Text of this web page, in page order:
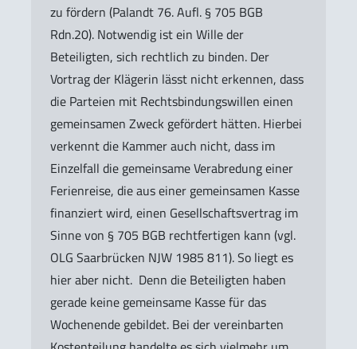
zu fördern (Palandt 76. Aufl. § 705 BGB
Rdn.20). Notwendig ist ein Wille der
Beteiligten, sich rechtlich zu binden. Der
Vortrag der Klägerin lässt nicht erkennen, dass
die Parteien mit Rechtsbindungswillen einen
gemeinsamen Zweck gefördert hätten. Hierbei
verkennt die Kammer auch nicht, dass im
Einzelfall die gemeinsame Verabredung einer
Ferienreise, die aus einer gemeinsamen Kasse
finanziert wird, einen Gesellschaftsvertrag im
Sinne von § 705 BGB rechtfertigen kann (vgl.
OLG Saarbrücken NJW 1985 811). So liegt es
hier aber nicht. Denn die Beteiligten haben
gerade keine gemeinsame Kasse für das
Wochenende gebildet. Bei der vereinbarten